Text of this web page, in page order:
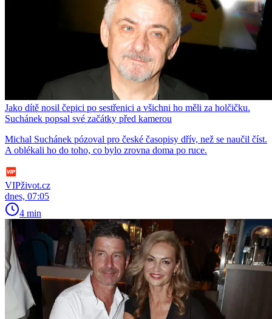
Jako dítě nosil čepici po sestřenici a všichni ho měli za holčičku.
Suchánek popsal své začátky před kamerou
Michal Suchánek pózoval pro české časopisy dřív, než se naučil číst.
A oblékali ho do toho, co bylo zrovna doma po ruce.
VIPživot.cz
dnes, 07:05
4 min